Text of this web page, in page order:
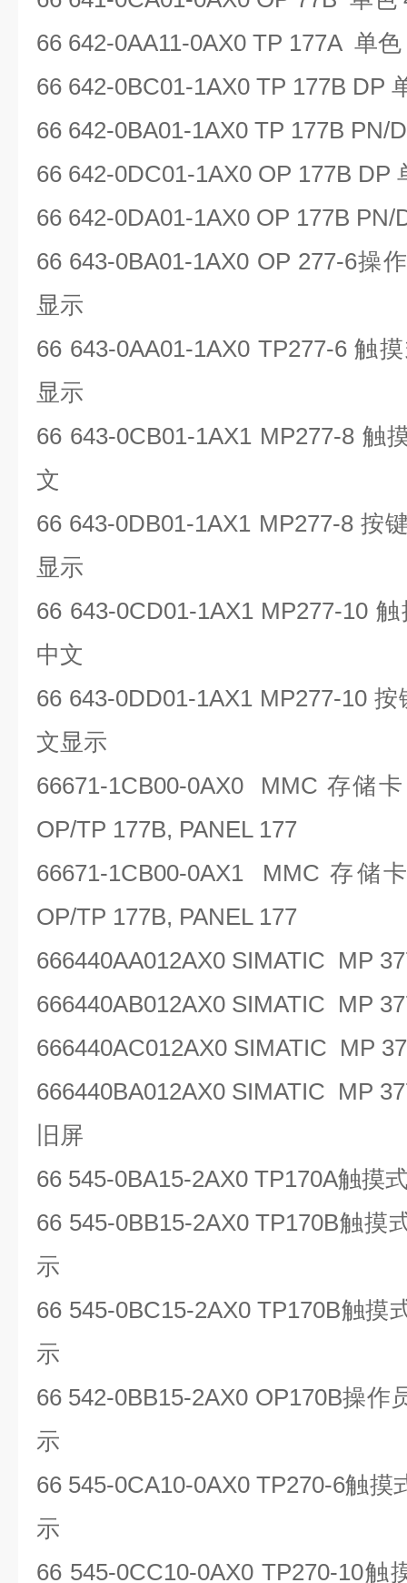
66 642-0AA11-0AX0 TP 177A 单色
66 642-0BC01-1AX0 TP 177B DP
66 642-0BA01-1AX0 TP 177B PN/
66 642-0DC01-1AX0 OP 177B DP
66 642-0DA01-1AX0 OP 177B PN/
66 643-0BA01-1AX0 OP 277-6操
显示
66 643-0AA01-1AX0 TP277-6触
显示
66 643-0CB01-1AX1 MP277-8 触
文
66 643-0DB01-1AX1 MP277-8 按
显示
66 643-0CD01-1AX1 MP277-10 触
中文
66 643-0DD01-1AX1 MP277-10按
文显示
66671-1CB00-0AX0 MMC 存储
OP/TP 177B, PANEL 177
66671-1CB00-0AX1 MMC 存储
OP/TP 177B, PANEL 177
666440AA012AX0 SIMATIC MP
666440AB012AX0 SIMATIC MP
666440AC012AX0 SIMATIC MP
666440BA012AX0 SIMATIC MP
旧屏
66 545-0BA15-2AX0 TP170A触摸
66 545-0BB15-2AX0 TP170B触摸
示
66 545-0BC15-2AX0 TP170B触摸
示
66 542-0BB15-2AX0 OP170B操作
示
66 545-0CA10-0AX0 TP270-6触摸
示
66 545-0CC10-0AX0 TP270-10触